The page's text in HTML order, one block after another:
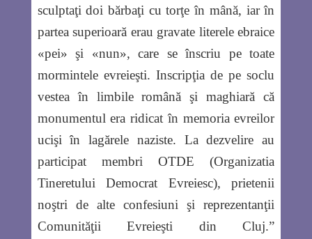
sculptaţi doi bărbaţi cu torţe în mână, iar în
partea superioară erau gravate literele ebraice
«pei» şi «nun», care se înscriu pe toate
mormintele evreieşti. Inscripţia de pe soclu
vestea în limbile română şi maghiară că
monumentul era ridicat în memoria evreilor
ucişi în lagărele naziste. La dezvelire au
participat membri OTDE (Organizatia
Tineretului Democrat Evreiesc), prietenii
noştri de alte confesiuni şi reprezentanţii
Comunităţii Evreieşti din Cluj.”